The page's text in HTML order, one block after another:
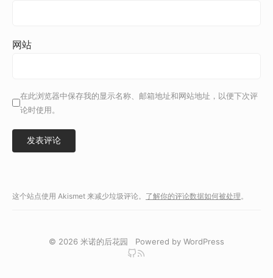
网站
在此浏览器中保存我的显示名称、邮箱地址和网站地址，以便下次评
论时使用。
这个站点使用 Akismet 来减少垃圾评论。 了解你的评论数据如何被处理 。
© 2026 米诺的后花园 Powered by WordPress